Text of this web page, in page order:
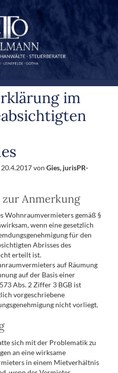
im
von Gies, jurisPR-
Anmerkung
Wohnraumvermieters gemäß §
wenn eine gesetzlich
für den
Abrisses des
erteilt ist.
auf Räumung
auf der Basis einer
Abs. 2 Ziffer 3 BGB ist
vorgeschriebene
nicht vorliegt.
sich mit der Problematik zu
an eine wirksame
in einem Mietverhältnis